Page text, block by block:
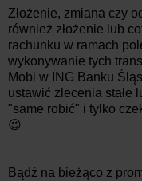
Złożenie, zmiana czy
również złożenie lub
rachunku w ramach
wykonywanie tych
Mobi w ING Banku
ustawić zlecenia stałe
"same robić" i tylko
😉
Bądź na bieżąco z